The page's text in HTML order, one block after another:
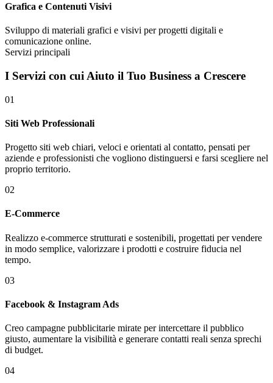
Grafica e Contenuti Visivi
Sviluppo di materiali grafici e visivi per progetti digitali e
comunicazione online.
Servizi principali
I Servizi con cui Aiuto il Tuo Business a Crescere
01
Siti Web Professionali
Progetto siti web chiari, veloci e orientati al contatto, pensati per
aziende e professionisti che vogliono distinguersi e farsi scegliere nel
proprio territorio.
02
E-Commerce
Realizzo e-commerce strutturati e sostenibili, progettati per vendere
in modo semplice, valorizzare i prodotti e costruire fiducia nel
tempo.
03
Facebook & Instagram Ads
Creo campagne pubblicitarie mirate per intercettare il pubblico
giusto, aumentare la visibilità e generare contatti reali senza sprechi
di budget.
04